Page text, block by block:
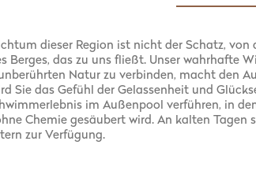
dieser Region ist nicht der Schatz, von
Berges, das zu uns fließt. Unser wahrhafte
Natur zu verbinden, macht den
Sie das Gefühl der Gelassenheit und
im Außenpool verführen, in
Chemie gesäubert wird. An kalten
zur Verfügung.